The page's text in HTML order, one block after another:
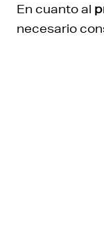
En cuanto al
necesario